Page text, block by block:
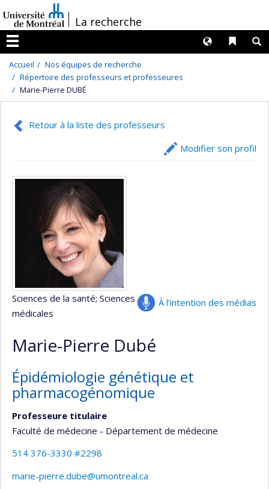
au
contenu
/La recherche
Menu
Liens
Langues
Accueil
Nos équipes de recherche
Répertoire des professeurs et professeures
Marie-Pierre DUBÉ
Retour à la liste des professeurs
Modifier son profil
À l’intention des médias
Sciences de la santé; Sciences
médicales
Marie-Pierre Dubé
Épidémiologie génétique et
pharmacogénomique
Professeure titulaire
Faculté de médecine - Département de médecine
514 376-3330 #2298
marie-pierre.dube@umontreal.ca